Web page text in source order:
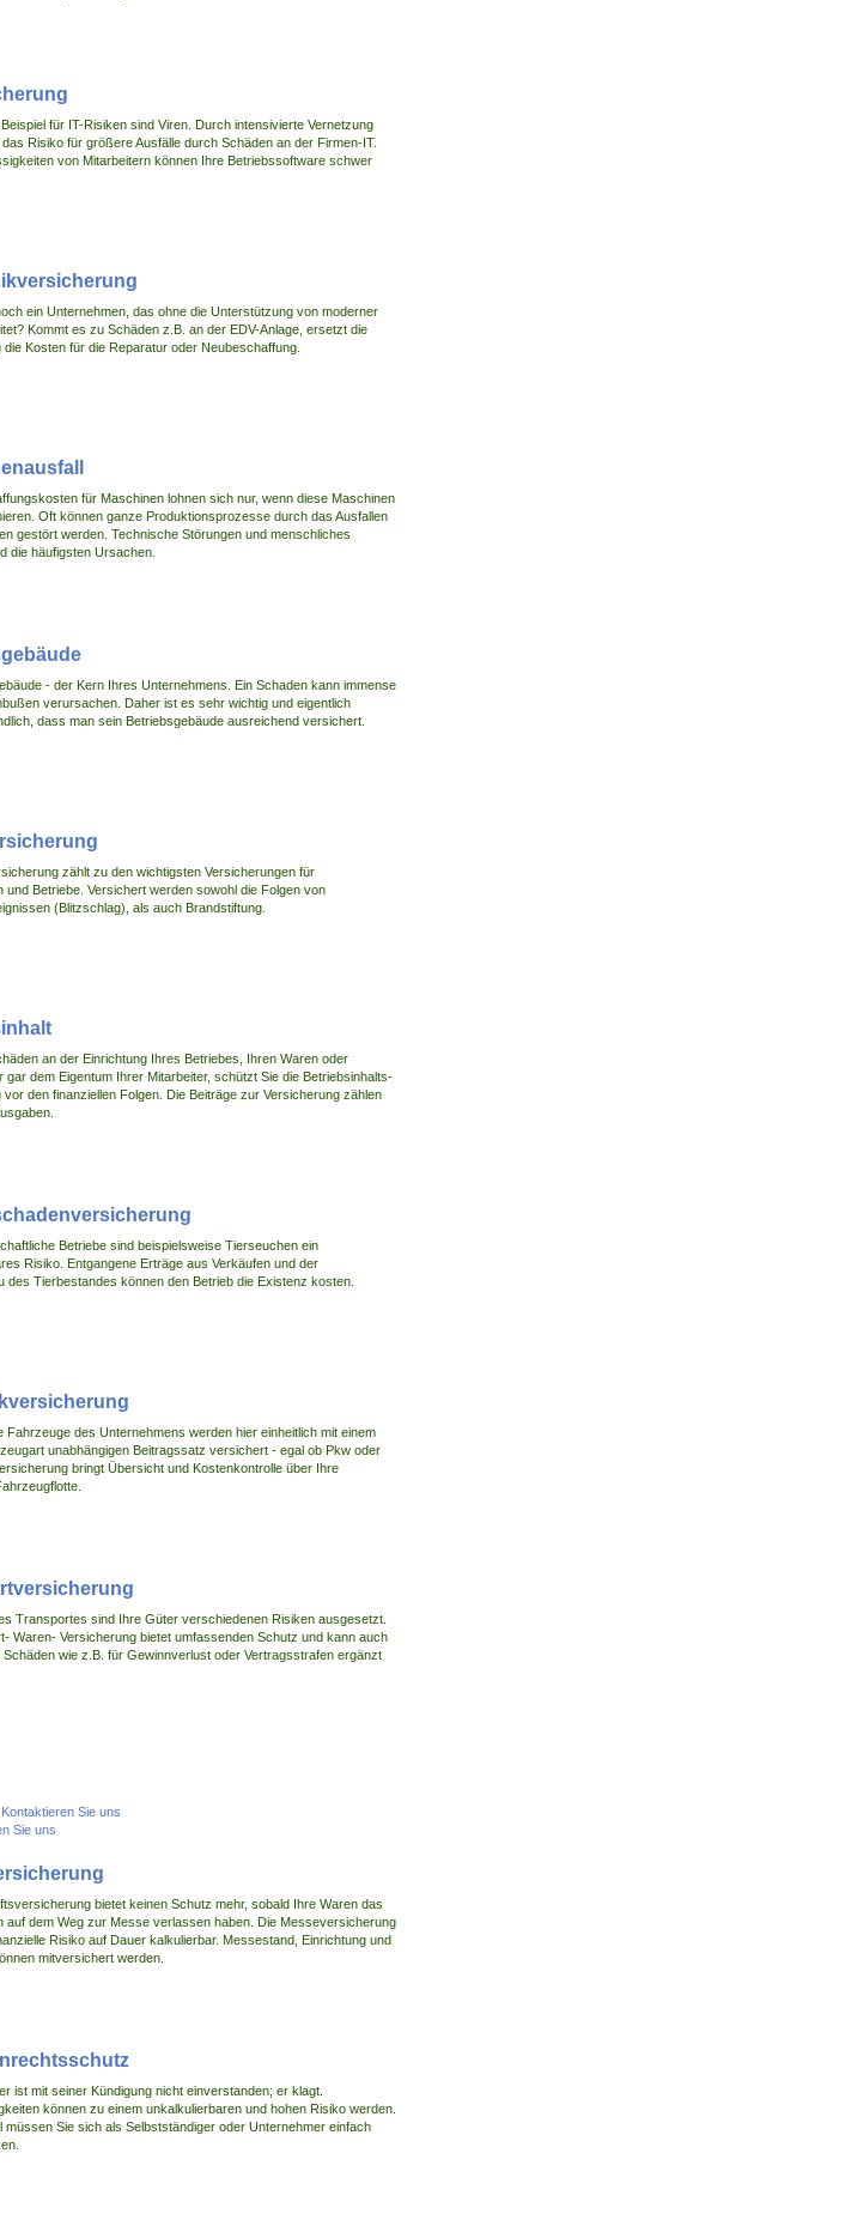
für IT-Risiken sind Viren. Durch intensivierte Vernetzung
Risiko für größere Ausfälle durch Schäden an der Firmen-IT.
von Mitarbeitern können Ihre Betriebssoftware schwer
ein Unternehmen, das ohne die Unterstützung von moderner
Kommt es zu Schäden z.B. an der EDV-Anlage, ersetzt die
die Kosten für die Reparatur oder Neubeschaffung.
für Maschinen lohnen sich nur, wenn diese Maschinen
Oft können ganze Produktionsprozesse durch das Ausfallen
gestört werden. Technische Störungen und menschliches
die häufigsten Ursachen.
- der Kern Ihres Unternehmens. Ein Schaden kann immense
verursachen. Daher ist es sehr wichtig und eigentlich
dass man sein Betriebsgebäude ausreichend versichert.
zählt zu den wichtigsten Versicherungen für
und Betriebe. Versichert werden sowohl die Folgen von
(Blitzschlag), als auch Brandstiftung.
an der Einrichtung Ihres Betriebes, Ihren Waren oder
gar dem Eigentum Ihrer Mitarbeiter, schützt Sie die Betriebsinhalts-
vor den finanziellen Folgen. Die Beiträge zur Versicherung zählen
Betriebe sind beispielsweise Tierseuchen ein
Risiko. Entgangene Erträge aus Verkäufen und der
des Tierbestandes können den Betrieb die Existenz kosten.
Fahrzeuge des Unternehmens werden hier einheitlich mit einem
unabhängigen Beitragssatz versichert - egal ob Pkw oder
bringt Übersicht und Kostenkontrolle über Ihre
Transportes sind Ihre Güter verschiedenen Risiken ausgesetzt.
Waren- Versicherung bietet umfassenden Schutz und kann auch
Schäden wie z.B. für Gewinnverlust oder Vertragsstrafen ergänzt
Kontaktieren Sie uns
Sie uns
bietet keinen Schutz mehr, sobald Ihre Waren das
auf dem Weg zur Messe verlassen haben. Die Messe­versicherung
Risiko auf Dauer kalkulierbar. Messestand, Einrichtung und
mitversichert werden.
ist mit seiner Kündigung nicht einverstanden; er klagt.
können zu einem unkalkulierbaren und hohen Risiko werden.
müssen Sie sich als Selbstständiger oder Unternehmer einfach